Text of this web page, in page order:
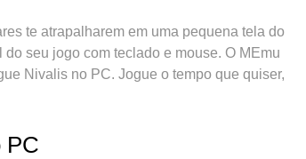
te atrapalharem em uma pequena tela do
seu jogo com teclado e mouse. O MEmu
Nivalis no PC. Jogue o tempo que quiser,
enquanto estiver jogando. O novíssimo
de várias instâncias do
PC